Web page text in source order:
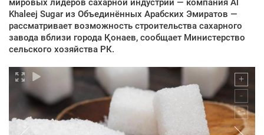
мировых лидеров сахарной индустрии — компания Al
Khaleej Sugar из Объединённых Арабских Эмиратов —
рассматривает возможность строительства сахарного
завода вблизи города Қонаев, сообщает Министерство
сельского хозяйства РК.